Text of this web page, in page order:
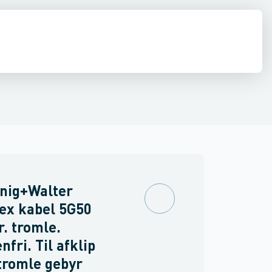
materiel
kabel 5G50
tromle.
Til afklip
gebyr